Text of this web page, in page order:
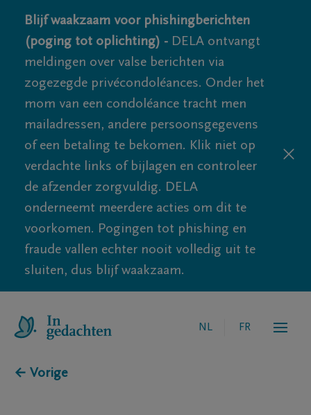
Blijf waakzaam voor phishingberichten
(poging tot oplichting) - DELA ontvangt
meldingen over valse berichten via
zogezegde privécondoléances. Onder het
mom van een condoléance tracht men
mailadressen, andere persoonsgegevens
of een betaling te bekomen. Klik niet op
verdachte links of bijlagen en controleer
de afzender zorgvuldig. DELA
onderneemt meerdere acties om dit te
voorkomen. Pogingen tot phishing en
fraude vallen echter nooit volledig uit te
sluiten, dus blijf waakzaam.
NL FR
← Vorige